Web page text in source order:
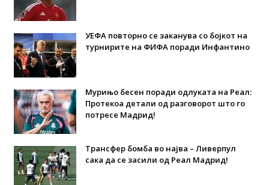
УЕФА повторно се заканува со бојкот на
турнирите на ФИФА поради Инфантино
Мурињо бесен поради одлуката на Реал:
Протекоа детали од разговорот што го
потресе Мадрид!
Трансфер бомба во најва – Ливерпул
сака да се засили од Реал Мадрид!